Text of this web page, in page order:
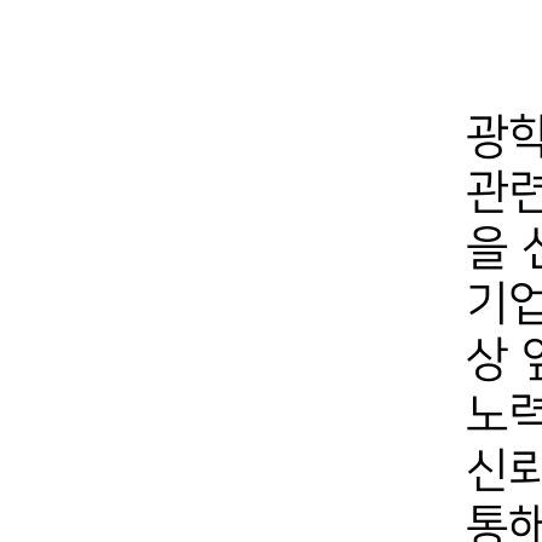
광
관
을
기
상
노
신
통